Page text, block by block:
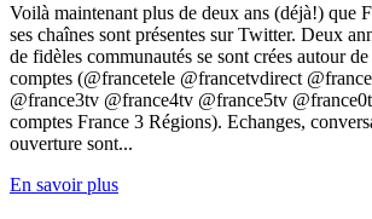
Voilà maintenant plus de deux ans (déjà!) que
ses chaînes sont présentes sur Twitter. Deux
de fidèles communautés se sont crées autour
comptes (@francetele @francetvdirect
@france3tv @france4tv @france5tv
comptes France 3 Régions). Echanges,
ouverture sont...
En savoir plus